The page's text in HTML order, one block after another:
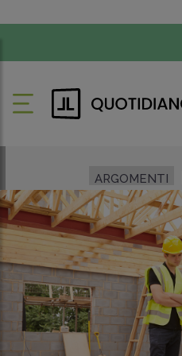
ARGOMENTI